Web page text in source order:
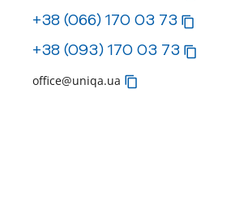
+38 (066) 170 03 73
+38 (093) 170 03 73
office@uniqa.ua